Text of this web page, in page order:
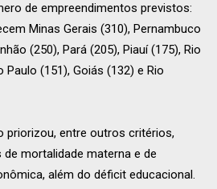
de empreendimentos previstos:
Minas Gerais (310), Pernambuco
(250), Pará (205), Piauí (175), Rio
Paulo (151), Goiás (132) e Rio
priorizou, entre outros critérios,
mortalidade materna e de
além do déficit educacional.